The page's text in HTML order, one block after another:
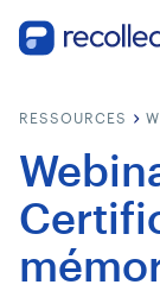
RESSOURCES